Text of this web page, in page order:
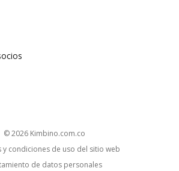
© 2026
kimbino.com.co
y condiciones de uso del sitio web
de datos personales